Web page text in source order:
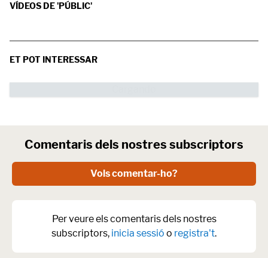
VÍDEOS DE 'PÚBLIC'
ET POT INTERESSAR
Comentaris dels nostres subscriptors
Vols comentar-ho?
Per veure els comentaris dels nostres
subscriptors, inicia sessió o registra't.